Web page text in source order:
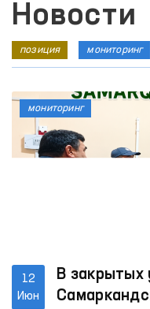
Новости
позиция мониторинг
12
Июн
В закрытых
мониторинг